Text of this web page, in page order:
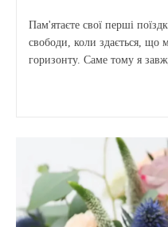
Пам'ятаєте свої перші
свободи, коли здається, що
горизонту. Саме тому я